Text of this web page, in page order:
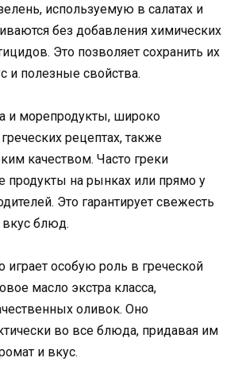
используемую в салатах и
без добавления химических
Это позволяет сохранить их
и полезные свойства.
и морепродукты, широко
рецептах, также
качеством. Часто греки
продукты на рынках или прямо у
Это гарантирует свежесть
блюд.
особую роль в греческой
масло экстра класса,
оливок. Оно
во все блюда, придавая им
и вкус.